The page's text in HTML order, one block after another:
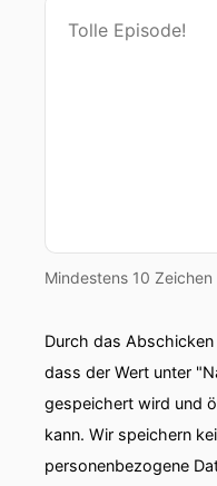
Mindestens 10 Zeichen
Durch das
dass der Wert unter
gespeichert wird und
kann. Wir speichern
personenbezogene